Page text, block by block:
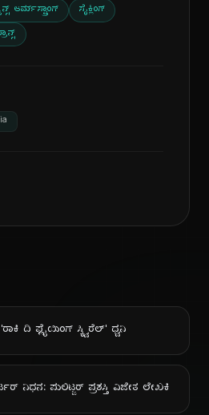
ಆರ್ಮ್‌ಸ್ಟ್ರಾಂಗ್ ಸೈಕ್ಲಿಂಗ್
ದಿ ಫ್ಲೈಯಿಂಗ್ ಸ್ಕ್ವಿರೆಲ್' ಧ್ವನಿ
ನಿಧನ: ಪುಲಿಟ್ಜರ್ ಪ್ರಶಸ್ತಿ ವಿಜೇತ ಲೇಖಕಿ